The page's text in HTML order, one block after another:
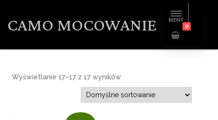
CAMO MOCOWANIE
MENY
0
Wyświetlanie 17–17 z 17 wyników